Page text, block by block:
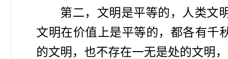
第二，文明是平等的，人类文
文明在价值上是平等的，都各有千
的文明，也不存在一无是处的文明